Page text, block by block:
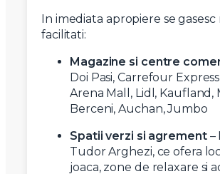
In imediata apropiere se
facilitati:
Magazine si centre
Doi Pasi, Carrefour
Arena Mall, Lidl, Kaufland,
Berceni, Auchan, Jumbo
Spatii verzi si agrement–
Tudor Arghezi, ce ofera
joaca, zone de relaxare si